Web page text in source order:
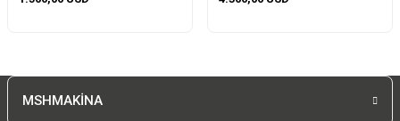
MSHMAKİNA